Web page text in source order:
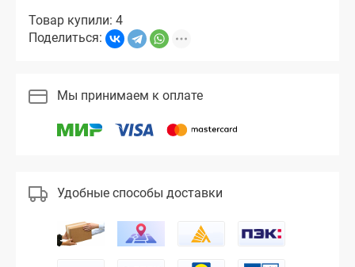
Товар купили: 4
Поделиться:
Мы принимаем к оплате
Удобные способы доставки